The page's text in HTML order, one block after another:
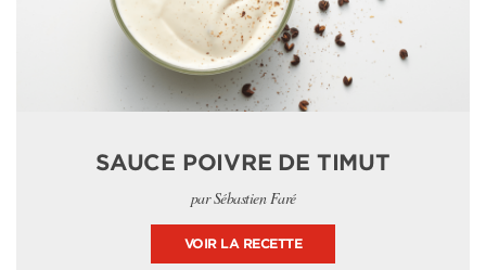
SAUCE POIVRE DE TIMUT
par Sébastien Faré
VOIR LA RECETTE